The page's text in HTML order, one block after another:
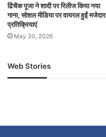
ढिंचैक पूजा ने शादी पर रिलीज किया नया
गाना, सोशल मीडिया पर वायरल हुईं मजेदार
प्रतिक्रियाएं
May 30, 2026
Web Stories
जम्मू-कश्मीर में बारिश से
अपडेट